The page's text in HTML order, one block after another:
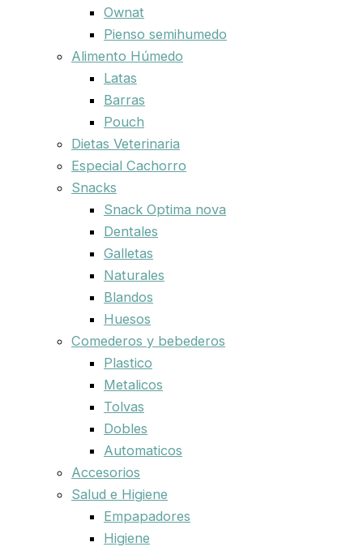
Ownat
Pienso semihumedo
Alimento Húmedo
Latas
Barras
Pouch
Dietas Veterinaria
Especial Cachorro
Snacks
Snack Optima nova
Dentales
Galletas
Naturales
Blandos
Huesos
Comederos y bebederos
Plastico
Metalicos
Tolvas
Dobles
Automaticos
Accesorios
Salud e Higiene
Empapadores
Higiene